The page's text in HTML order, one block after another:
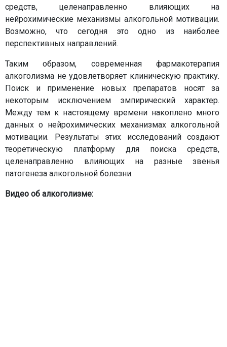
средств, целенаправленно влияющих на
нейрохимические механизмы алкогольной мотивации.
Возможно, что сегодня это одно из наиболее
перспективных направлений.
Таким образом, современная фармакотерапия
алкоголизма не удовлетворяет клиническую практику.
Поиск и применение новых препаратов носят за
некоторым исключением эмпирический характер.
Между тем к настоящему времени накоплено много
данных о нейрохимических механизмах алкогольной
мотивации. Результаты этих исследований создают
теоретическую платформу для поиска средств,
целенаправленно влияющих на разные звенья
патогенеза алкогольной болезни.
Видео об алкоголизме: